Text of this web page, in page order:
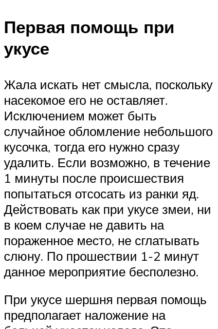
Первая помощь при
укусе
Жала искать нет смысла, поскольку
насекомое его не оставляет.
Исключением может быть
случайное обломление небольшого
кусочка, тогда его нужно сразу
удалить. Если возможно, в течение
1 минуты после происшествия
попытаться отсосать из ранки яд.
Действовать как при укусе змеи, ни
в коем случае не давить на
пораженное место, не сглатывать
слюну. По прошествии 1-2 минут
данное мероприятие бесполезно.
При укусе шершня первая помощь
предполагает наложение на